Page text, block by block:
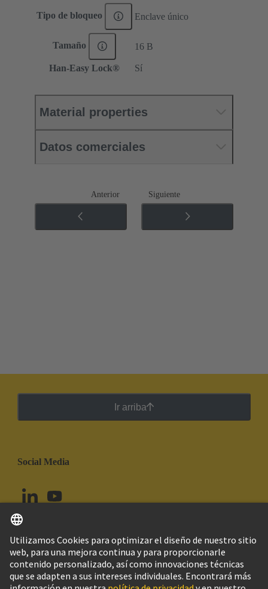
Tipo de bloqueo Enclave único
Tamaño 16 B
Han-Easy Lock® Sí
Material properties
Datos comerciales
Anterior Siguiente
Ir arriba
Social Media
Colombia Español